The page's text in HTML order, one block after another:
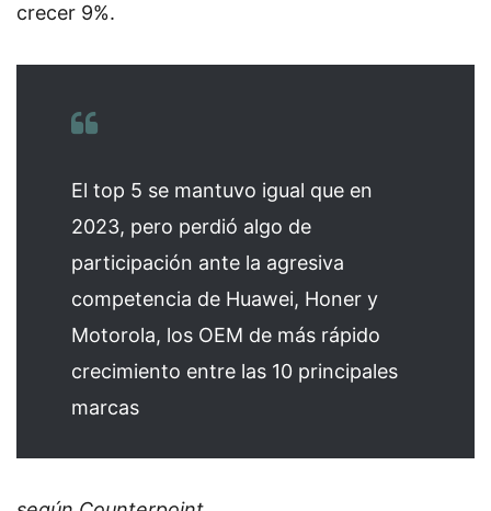
crecer 9%.
El top 5 se mantuvo igual que en
2023, pero perdió algo de
participación ante la agresiva
competencia de Huawei, Honer y
Motorola, los OEM de más rápido
crecimiento entre las 10 principales
marcas